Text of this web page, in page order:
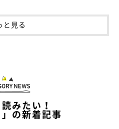
と見る
みたい！
」の新着記事